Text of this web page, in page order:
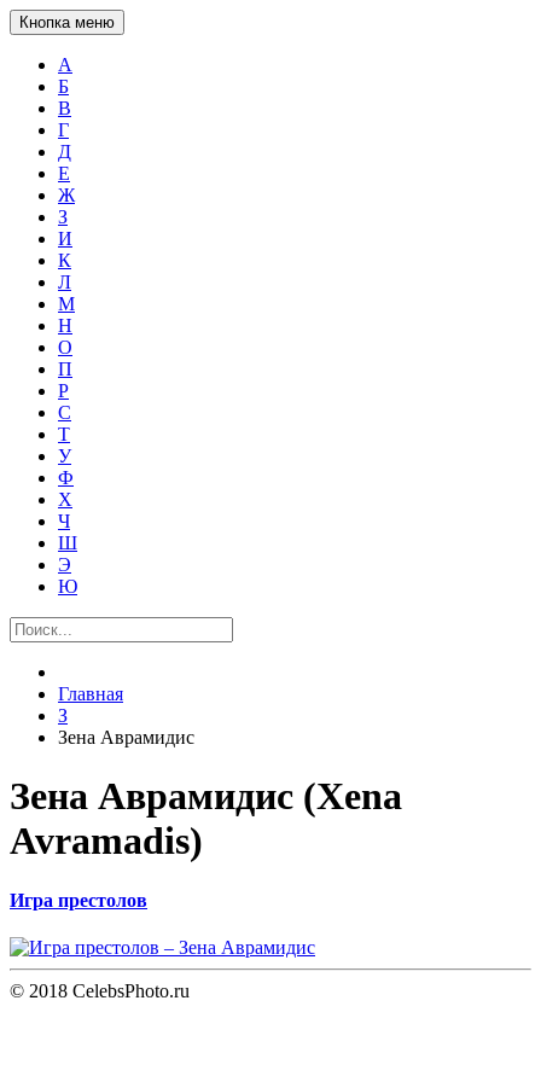
Кнопка меню
А
Б
В
Г
Д
Е
Ж
З
И
К
Л
М
Н
О
П
Р
С
Т
У
Ф
Х
Ч
Ш
Э
Ю
Главная
З
Зена Аврамидис
Зена Аврамидис (Xena
Avramadis)
Игра престолов
© 2018 CelebsPhoto.ru